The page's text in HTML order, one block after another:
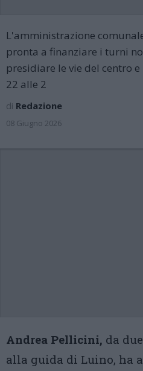
L'amministrazione
pronta a finanziare i turni
presidiare le vie del centro
22 alle 2
di Redazione
08 Giugno 2026
Andrea Pellicini, da
alla guida di Luino, ha